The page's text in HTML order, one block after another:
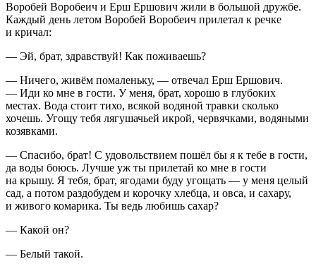
Воробей Воробеич и Ерш Ершович жили в большой дружбе.
Каждый день летом Воробей Воробеич прилетал к речке
и кричал:
— Эй, брат, здравствуй! Как поживаешь?
— Ничего, живём помаленьку, — отвечал Ерш Ершович.
— Иди ко мне в гости. У меня, брат, хорошо в глубоких
местах. Вода стоит тихо, всякой водяной травки сколько
хочешь. Угощу тебя лягушачьей икрой, червячками, водяными
козявками.
— Спасибо, брат! С удовольствием пошёл бы я к тебе в гости,
да воды боюсь. Лучше уж ты прилетай ко мне в гости
на крышу. Я тебя, брат, ягодами буду угощать — у меня целый
сад, а потом раздобудем и корочку хлебца, и овса, и сахару,
и живого комарика. Ты ведь любишь сахар?
— Какой он?
— Белый такой.